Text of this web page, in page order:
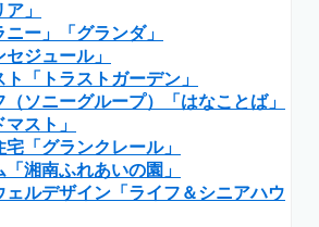
」
ー」「グランダ」
ジュール」
「トラストガーデン」
ソニーグループ）「はなことば」
スト」
「グランクレール」
湘南ふれあいの園」
ェルデザイン「ライフ＆シニアハウ